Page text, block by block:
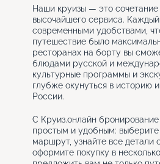
Наши круизы — это
высочайшего сервиса.
современными удобствами,
путешествие было
ресторанах на борту вы
блюдами русской и
культурные программы и
глубже окунуться в историю
России.
С Круиз.онлайн бронирование
простым и удобным:
маршрут, узнайте все детали
оформите покупку в